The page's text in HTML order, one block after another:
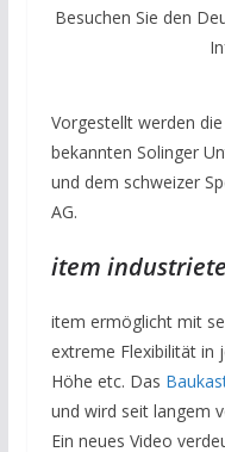
Besuchen Sie den
Vorgestellt werden
bekannten Solinger
und dem schweizer
AG.
item
item ermöglicht mit
extreme Flexibilität in
Höhe etc. Das
und wird seit langem
Ein neues Video